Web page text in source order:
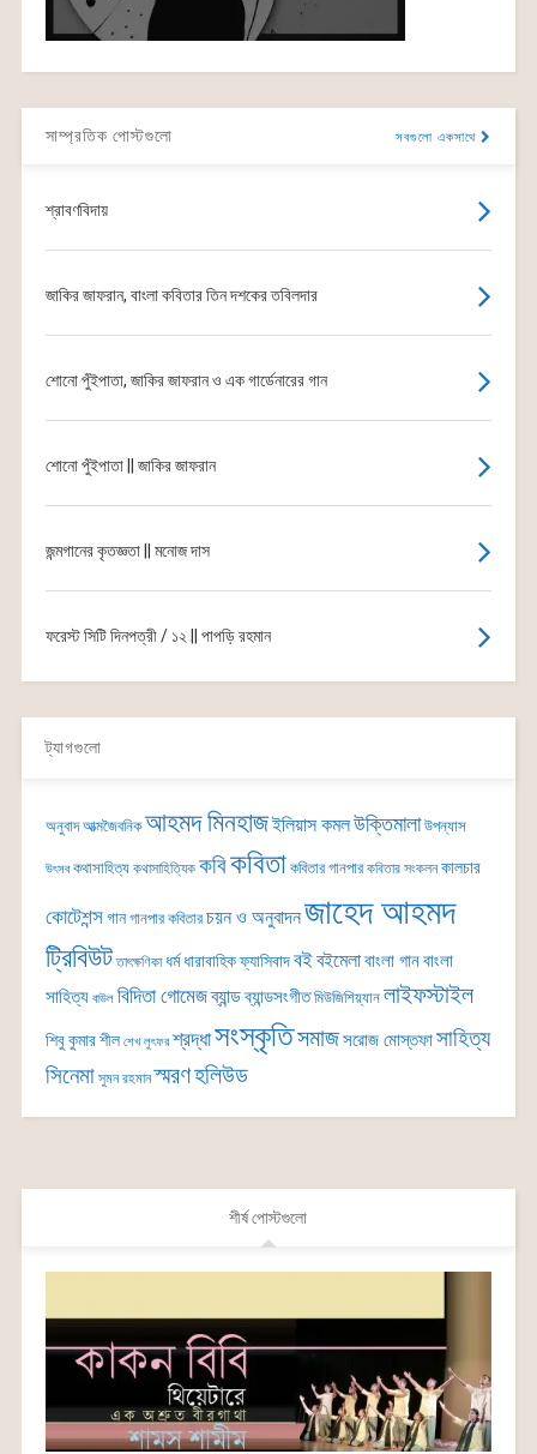
সাম্প্রতিক পোস্টগুলো সবগুলো একসাথে
শ্রাবণবিদায়
জাকির জাফরান, বাংলা কবিতার তিন দশকের তবিলদার
শোনো পুঁইপাতা, জাকির জাফরান ও এক গার্ডেনারের গান
শোনো পুঁইপাতা || জাকির জাফরান
জন্মগানের কৃতজ্ঞতা || মনোজ দাস
ফরেস্ট সিটি দিনপত্রী / ১২ || পাপড়ি রহমান
ট্যাগগুলো
অনুবাদ আত্মজৈবনিক আহমদ মিনহাজইলিয়াস কমলউক্তিমালা উপন্যাস
উৎসব কথাসাহিত্য কথাসাহিত্যিক কবিকবিতা কবিতার গানপার কবিতার সংকলন কালচার
কোটেশন্সগান গানপার কবিতার চয়ন ও অনুবাদনজাহেদ আহমদ
ট্রিবিউট তাৎক্ষণিকা ধর্ম ধারাবাহিকফ্যাসিবাদবইবইমেলাবাংলা গানবাংলা
সাহিত্য বাউল বিদিতা গোমেজব্যান্ডব্যান্ডসংগীত মিউজিশিয়্যান লাইফস্টাইল
শিবু কুমার শীল শেখ লুৎফর শ্রদ্ধাসংস্কৃতিসমাজসরোজ মোস্তফাসাহিত্য
সিনেমা সুমন রহমান স্মরণহলিউড
শীর্ষ পোস্টগুলো